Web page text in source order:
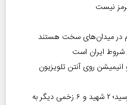
نیست
در میدان‌های سخت هستند
شروط ایران است
آمار شهدای غزه به ۷۳ هزار و ۳۸۴ نفر رسید؛ ۲ شهید و ۶ زخمی دیگر به